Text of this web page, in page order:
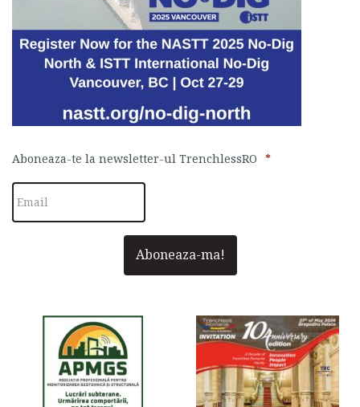
Aboneaza-te la newsletter-ul TrenchlessRO *
Aboneaza-ma!